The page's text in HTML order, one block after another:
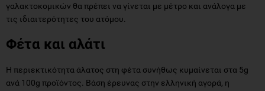
γαλακτοκομικών θα πρέπει να γίνεται με μέτρο και ανάλογα με
τις ιδιαιτερότητες του ατόμου.
Φέτα και αλάτι
Η περιεκτικότητα άλατος στη φέτα συνήθως κυμαίνεται στα 5g
ανά 100g προϊόντος. Βάση έρευνας στην ελληνική αγορά, η